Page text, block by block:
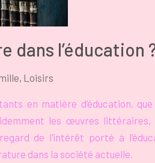
dans l’éducation
, Loisirs
en matière d’éducation,
les œuvres
de l’intérêt porté à
dans la société actuelle.